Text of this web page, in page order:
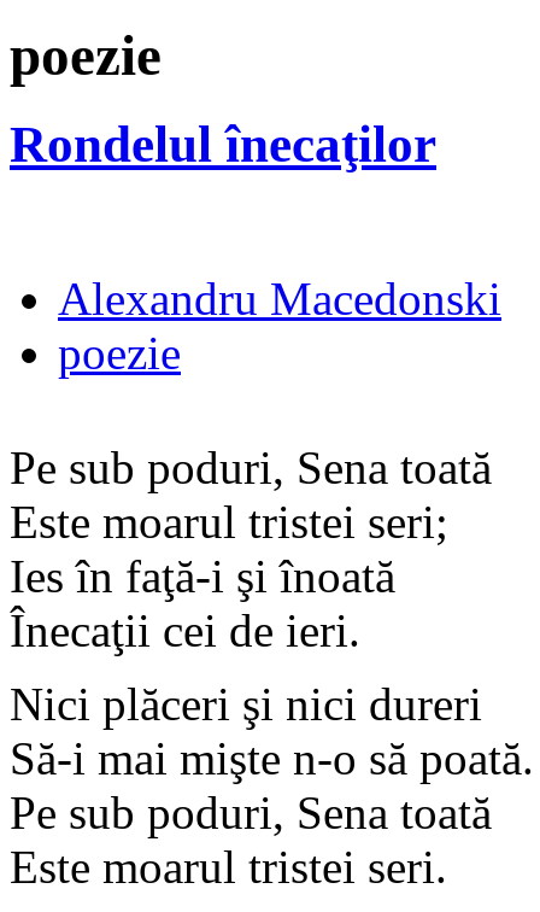
poezie
Rondelul înecaţilor
Alexandru Macedonski
poezie
Pe sub poduri, Sena toată
Este moarul tristei seri;
Ies în faţă-i şi înoată
Înecaţii cei de ieri.
Nici plăceri şi nici dureri
Să-i mai mişte n-o să poată.
Pe sub poduri, Sena toată
Este moarul tristei seri.